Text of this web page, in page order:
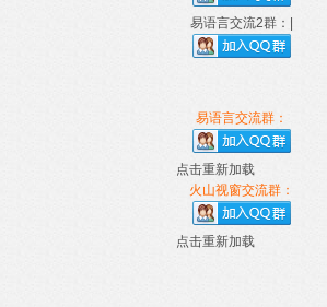
易语言交流2群：|
易语言交流群：
点击重新加载
火山视窗交流群：
点击重新加载